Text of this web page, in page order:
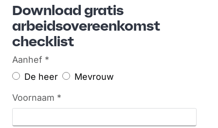
Download gratis
arbeidsovereenkomst
checklist